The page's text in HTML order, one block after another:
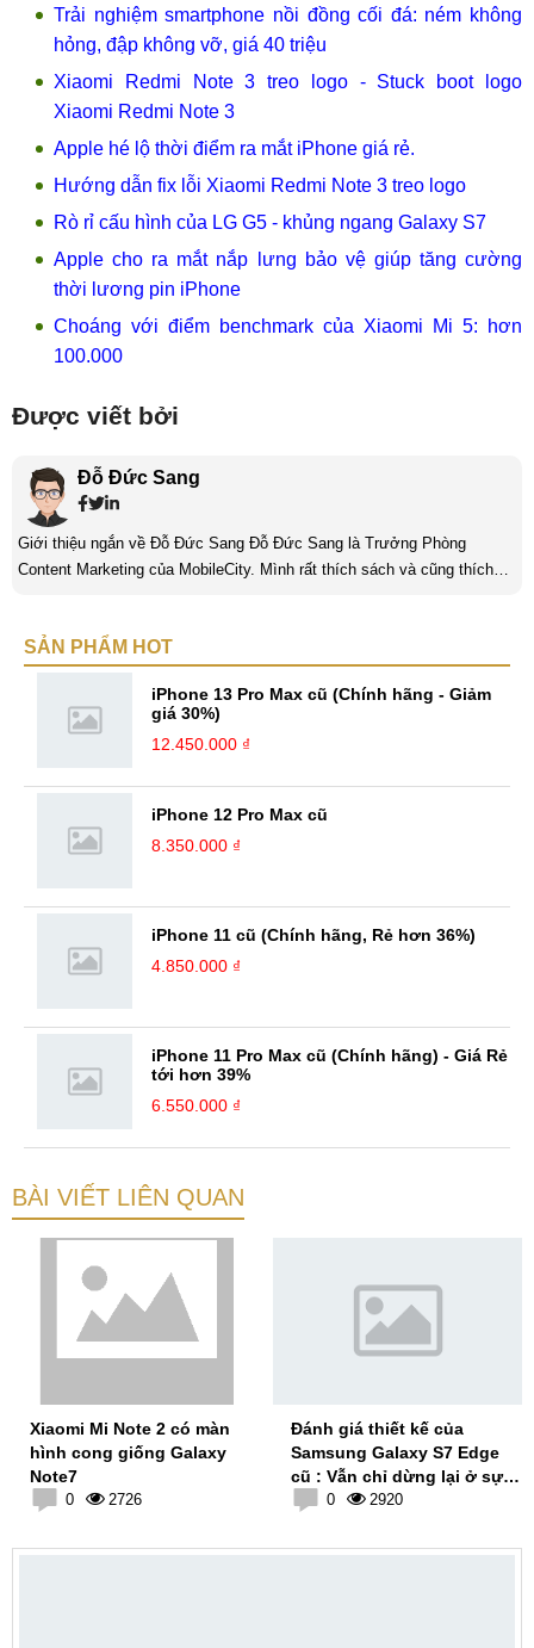
Trải nghiệm smartphone nồi đồng cối đá: ném không
hỏng, đập không vỡ, giá 40 triệu
Xiaomi Redmi Note 3 treo logo - Stuck boot logo
Xiaomi Redmi Note 3
Apple hé lộ thời điểm ra mắt iPhone giá rẻ.
Hướng dẫn fix lỗi Xiaomi Redmi Note 3 treo logo
Rò rỉ cấu hình của LG G5 - khủng ngang Galaxy S7
Apple cho ra mắt nắp lưng bảo vệ giúp tăng cường
thời lương pin iPhone
Choáng với điểm benchmark của Xiaomi Mi 5: hơn
100.000
Được viết bởi
Đỗ Đức Sang
Giới thiệu ngắn về Đỗ Đức Sang Đỗ Đức Sang là Trưởng Phòng
Content Marketing của MobileCity. Mình rất thích sách và cũng thích
bản thân Đỗ Đức Sang, viết chính là gửi gắm lại những cảm xúc, cảm
SẢN PHẨM HOT
iPhone 13 Pro Max cũ (Chính hãng - Giảm
giá 30%)
12.450.000 ₫
iPhone 12 Pro Max cũ
8.350.000 ₫
iPhone 11 cũ (Chính hãng, Rẻ hơn 36%)
4.850.000 ₫
iPhone 11 Pro Max cũ (Chính hãng) - Giá Rẻ
tới hơn 39%
6.550.000 ₫
BÀI VIẾT LIÊN QUAN
Xiaomi Mi Note 2 có màn
hình cong giống Galaxy
Note7
0 2726
Đánh giá thiết kế của
Samsung Galaxy S7 Edge
cũ : Vẫn chỉ dừng lại ở sự
an toàn
0 2920